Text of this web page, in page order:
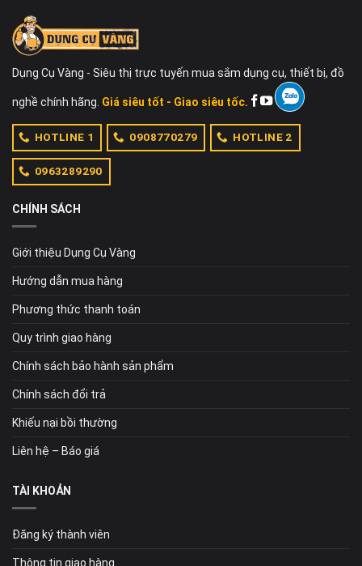
Dụng Cụ Vàng - Siêu thị trực tuyến mua sắm dụng cụ, thiết bị, đồ
nghề chính hãng. Giá siêu tốt - Giao siêu tốc.
HOTLINE 1 0908770279 HOTLINE 2
0963289290
CHÍNH SÁCH
Giới thiệu Dụng Cụ Vàng
Hướng dẫn mua hàng
Phương thức thanh toán
Quy trình giao hàng
Chính sách bảo hành sản phẩm
Chính sách đổi trả
Khiếu nại bồi thường
Liên hệ – Báo giá
TÀI KHOẢN
Đăng ký thành viên
Thông tin giao hàng